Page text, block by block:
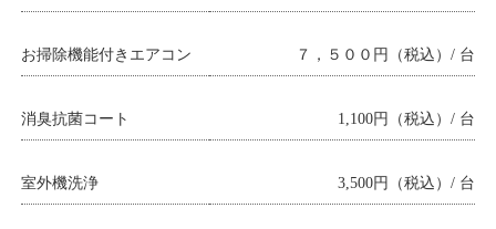
お掃除機能付きエアコン ７，５００円（税込）/ 台
消臭抗菌コート 1,100円（税込）/ 台
室外機洗浄 3,500円（税込）/ 台